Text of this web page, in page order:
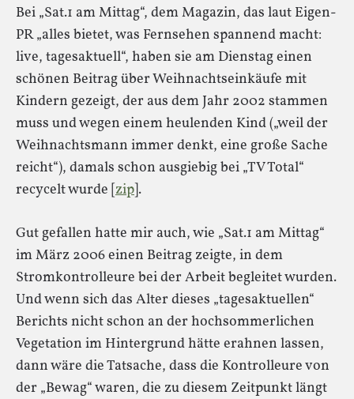
Bei „Sat.1 am Mittag“, dem Magazin, das laut Eigen-
PR „alles bietet, was Fernsehen spannend macht:
live, tagesaktuell“, haben sie am Dienstag einen
schönen Beitrag über Weihnachtseinkäufe mit
Kindern gezeigt, der aus dem Jahr 2002 stammen
muss und wegen einem heulenden Kind („weil der
Weihnachtsmann immer denkt, eine große Sache
reicht“), damals schon ausgiebig bei „TV Total“
recycelt wurde [zip].
Gut gefallen hatte mir auch, wie „Sat.1 am Mittag“
im März 2006 einen Beitrag zeigte, in dem
Stromkontrolleure bei der Arbeit begleitet wurden.
Und wenn sich das Alter dieses „tagesaktuellen“
Berichts nicht schon an der hochsommerlichen
Vegetation im Hintergrund hätte erahnen lassen,
dann wäre die Tatsache, dass die Kontrolleure von
der „Bewag“ waren, die zu diesem Zeitpunkt längt